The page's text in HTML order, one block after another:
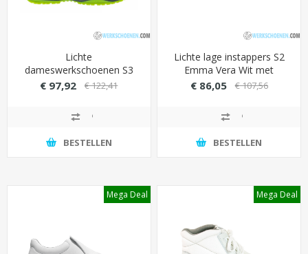
Lichte
dameswerkschoenen S3
Sixton Cuban Alu-SXT 2.0
€ 97,92 € 122,41
BESTELLEN
Lichte lage instappers S2
Emma Vera Wit met
stevige overneus
€ 86,05 € 107,56
BESTELLEN
Mega Deal Mega Deal